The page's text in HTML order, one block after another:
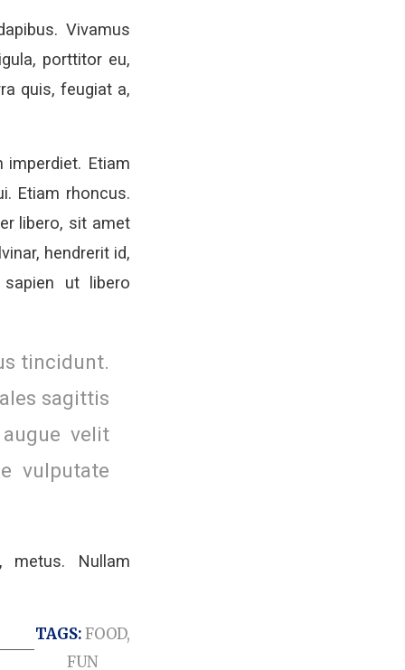
Vivamus
porttitor eu,
quis, feugiat a,
imperdiet. Etiam
Etiam rhoncus.
libero, sit amet
hendrerit id,
ut libero
tincidunt.
sagittis
velit
vulputate
metus. Nullam
TAGS: FOOD,
FUN